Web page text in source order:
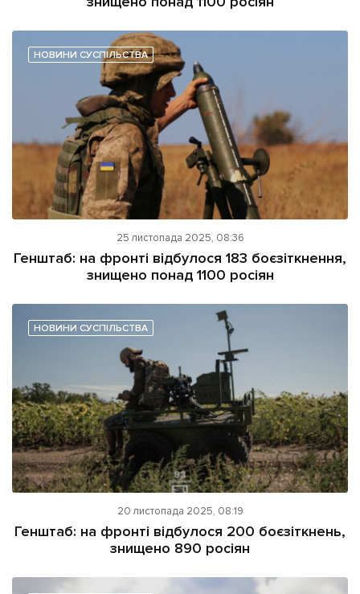
НОВИНИ СУСПІЛЬСТВА
25 листопада 2025, 08:36
Генштаб: на фронті відбулося 183 боєзіткнення,
знищено понад 1100 росіян
НОВИНИ СУСПІЛЬСТВА
20 листопада 2025, 08:19
Генштаб: на фронті відбулося 200 боєзіткнень,
знищено 890 росіян